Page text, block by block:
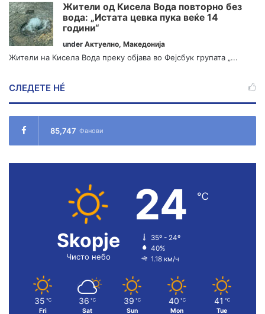
Жители од Кисела Вода повторно без
вода: „Истата цевка пука веќе 14
години“
under Актуелно, Македонија
Жители на Кисела Вода преку објава во Фејсбук групата „...
СЛЕДЕТЕ НÉ
85,747 Фанови
Skopje
Чисто небо
24 ℃
35º - 24º
40%
1.18 км/ч
35 ℃
Fri
36 ℃
Sat
39 ℃
Sun
40 ℃
Mon
41 ℃
Tue